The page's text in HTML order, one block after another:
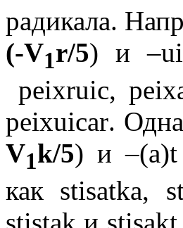
радикала.
(-V1r/5) и
peixruic,
peixuicar.
V1k/5) и–(a)t
как stisatka,
stistak и stisakt